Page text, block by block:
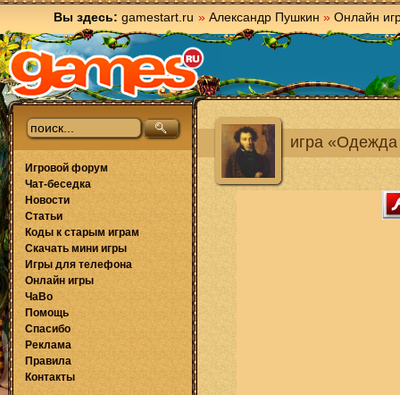
Вы здесь: gamestart.ru » Александр Пушкин » Онлайн
игра
Игровой форум
Чат-беседка
Новости
Статьи
Коды к старым играм
Скачать мини игры
Игры для телефона
Онлайн игры
ЧаВо
Помощь
Спасибо
Реклама
Правила
Контакты